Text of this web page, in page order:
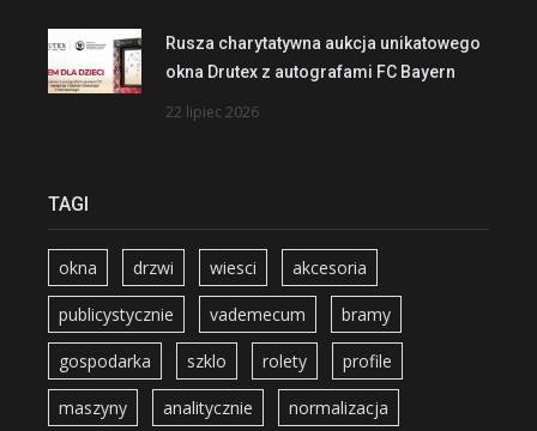
Rusza charytatywna aukcja unikatowego
okna Drutex z autografami FC Bayern
22 lipiec 2026
TAGI
okna drzwi wiesci akcesoria
publicystycznie vademecum bramy
gospodarka szklo rolety profile
maszyny analitycznie normalizacja